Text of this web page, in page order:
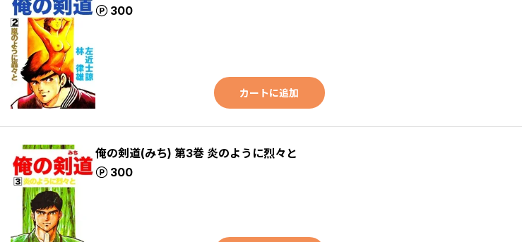
300
ポイント
カートに追加
俺の剣道(みち) 第3巻 炎のように烈々と
300
ポイント